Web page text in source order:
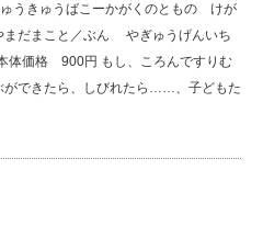
うきゅうばこーかがくのともの けが
まだまこと／ぶん やぎゅうげんいち
価格 900円 もし、ころんですりむ
ができたら、しびれたら……、子どもた